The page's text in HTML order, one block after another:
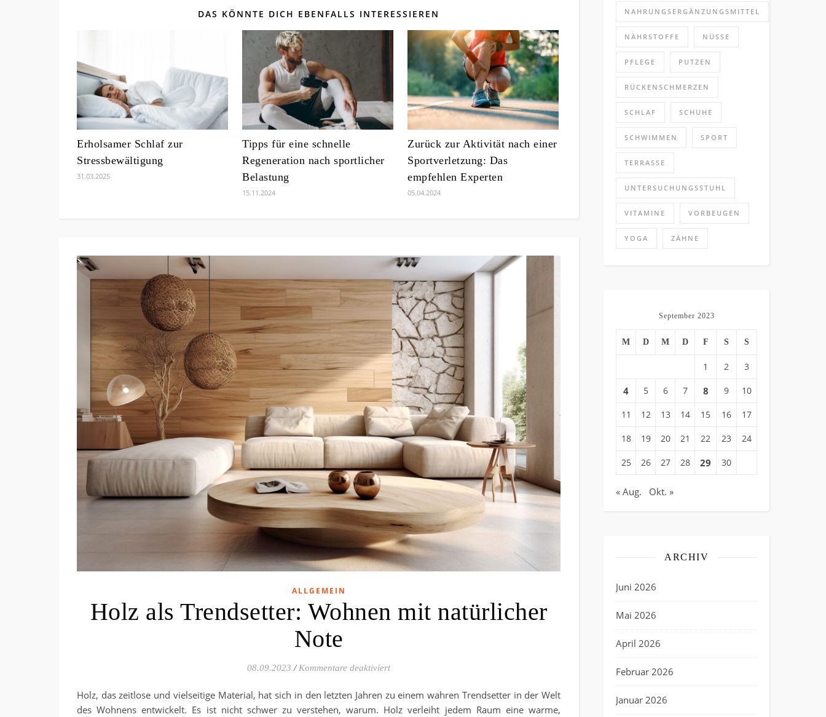
DAS KÖNNTE DICH EBENFALLS INTERESSIEREN
Erholsamer Schlaf zur
Stressbewältigung
31.03.2025
Tipps für eine schnelle
Regeneration nach sportlicher
Belastung
15.11.2024
Zurück zur Aktivität nach einer
Sportverletzung: Das
empfehlen Experten
05.04.2024
ALLGEMEIN
Holz als Trendsetter: Wohnen mit natürlicher
Note
08.09.2023 / Kommentare deaktiviertfür Holz als Trendsetter: Wohnen mit natürlicher Note
Holz, das zeitlose und vielseitige Material, hat sich in den letzten Jahren zu einem wahren Trendsetter in der Welt
des Wohnens entwickelt. Es ist nicht schwer zu verstehen, warum. Holz verleiht jedem Raum eine warme,
NAHRUNGSERGÄNZUNGSMITTEL
NÄHRSTOFFE NÜSSE
PFLEGE PUTZEN
RÜCKENSCHMERZEN
SCHLAF SCHUHE
SCHWIMMEN SPORT
TERRASSE
UNTERSUCHUNGSSTUHL
VITAMINE VORBEUGEN
YOGA ZÄHNE
September 2023
M D M D F S S
1 2 3
4 5 6 7 8 9 10
11 12 13 14 15 16 17
18 19 20 21 22 23 24
25 26 27 28 29 30
« Aug. Okt. »
ARCHIV
Juni 2026
Mai 2026
April 2026
Februar 2026
Januar 2026